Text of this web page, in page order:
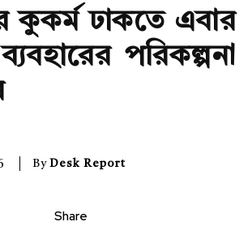
কুকর্ম ঢাকতে এবার
পরিকল্পনা
By Desk Report
Share